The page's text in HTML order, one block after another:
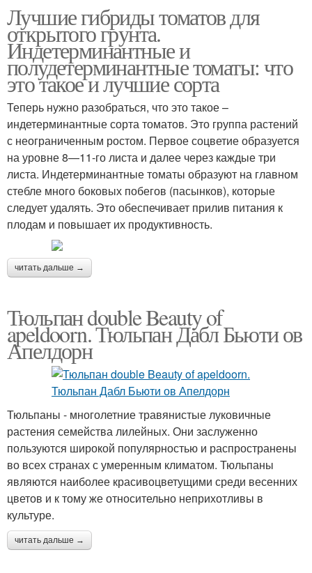
Лучшие гибриды томатов для
открытого грунта.
Индетерминантные и
полудетерминантные томаты: что
это такое и лучшие сорта
Теперь нужно разобраться, что это такое –
индетерминантные сорта томатов. Это группа растений
с неограниченным ростом. Первое соцветие образуется
на уровне 8—11-го листа и далее через каждые три
листа. Индетерминантные томаты образуют на главном
стебле много боковых побегов (пасынков), которые
следует удалять. Это обеспечивает прилив питания к
плодам и повышает их продуктивность.
читать дальше →
Тюльпан double Beauty of
apeldoorn. Тюльпан Дабл Бьюти ов
Апелдорн
Тюльпаны - многолетние травянистые луковичные
растения семейства лилейных. Они заслуженно
пользуются широкой популярностью и распространены
во всех странах с умеренным климатом. Тюльпаны
являются наиболее красивоцветущими среди весенних
цветов и к тому же относительно неприхотливы в
культуре.
читать дальше →